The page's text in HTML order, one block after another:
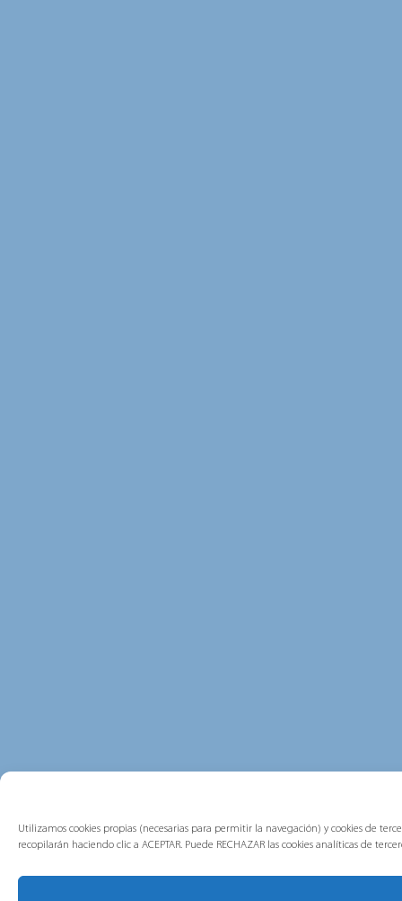
Utilizamos cookies propias (necesarias para permitir la navegación) y cookies de
recopilarán haciendo clic a ACEPTAR. Puede RECHAZAR las cookies analíticas de